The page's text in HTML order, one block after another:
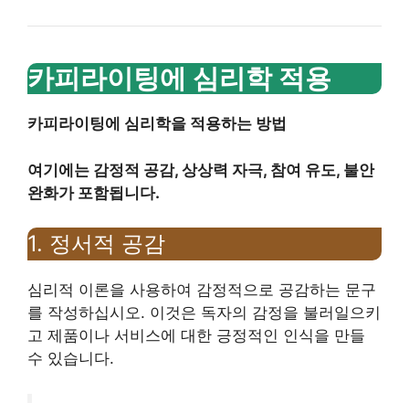
카피라이팅에 심리학 적용
카피라이팅에 심리학을 적용하는 방법
여기에는 감정적 공감, 상상력 자극, 참여 유도, 불안
완화가 포함됩니다.
1. 정서적 공감
심리적 이론을 사용하여 감정적으로 공감하는 문구
를 작성하십시오. 이것은 독자의 감정을 불러일으키
고 제품이나 서비스에 대한 긍정적인 인식을 만들
수 있습니다.